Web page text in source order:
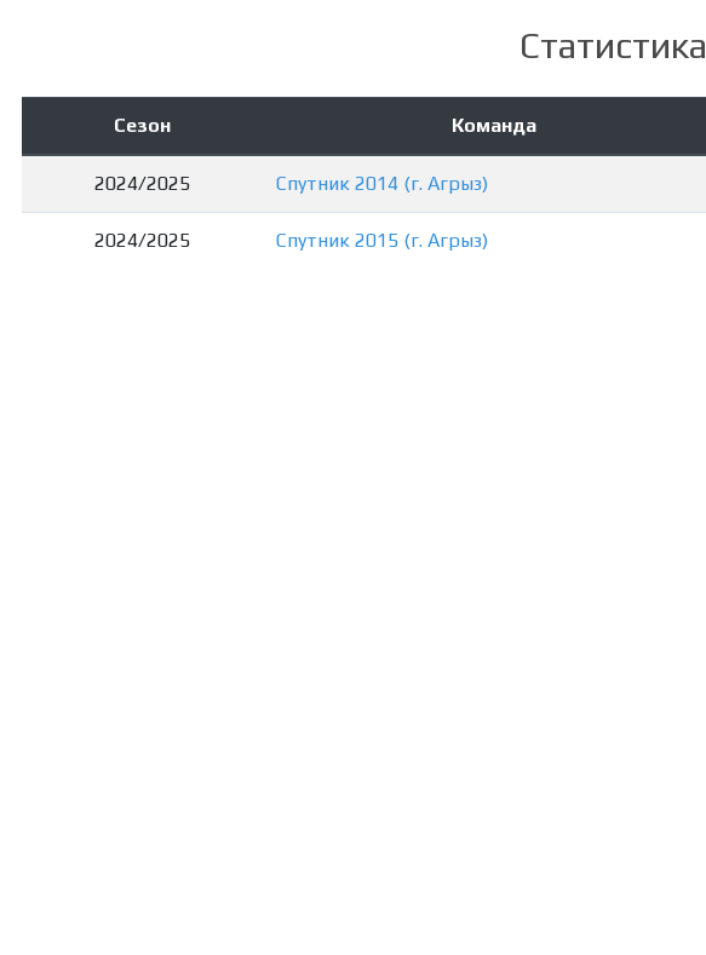
Статистика
Сезон Команда
2024/2025 Спутник 2014 (г. Агрыз)
2024/2025 Спутник 2015 (г. Агрыз)